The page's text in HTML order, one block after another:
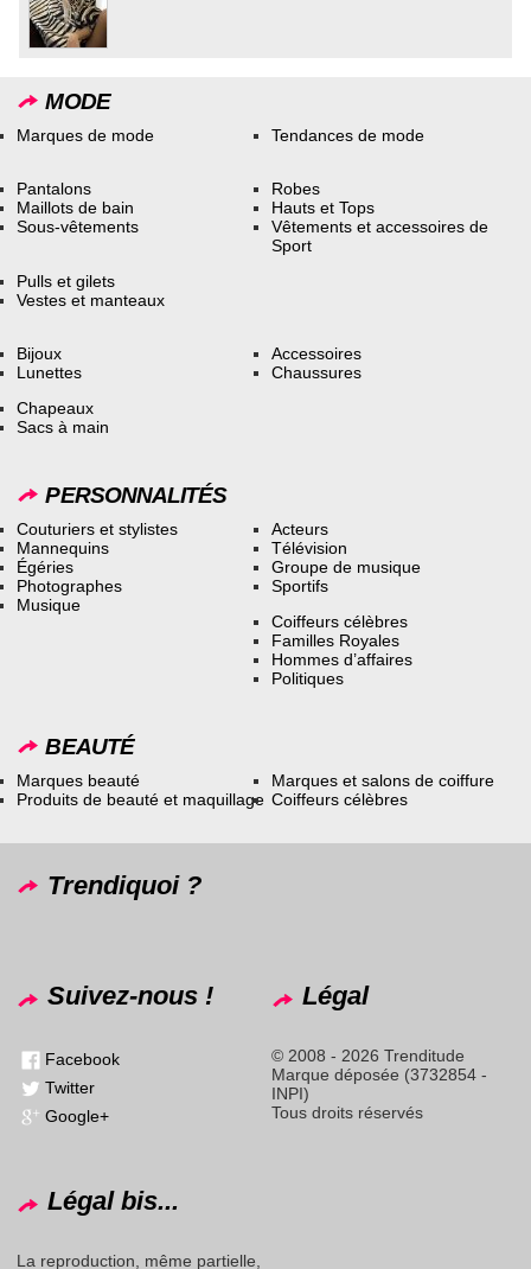
MODE
Marques de mode Tendances de mode
Pantalons
Maillots de bain
Sous-vêtements
Robes
Hauts et Tops
Vêtements et accessoires de
Sport
Pulls et gilets
Vestes et manteaux
Bijoux
Lunettes
Accessoires
Chaussures
Chapeaux
Sacs à main
PERSONNALITÉS
Couturiers et stylistes
Mannequins
Égéries
Photographes
Musique
Acteurs
Télévision
Groupe de musique
Sportifs
Coiffeurs célèbres
Familles Royales
Hommes d’affaires
Politiques
BEAUTÉ
Marques beauté
Produits de beauté et maquillage
Marques et salons de coiffure
Coiffeurs célèbres
Trendiquoi ?
Suivez-nous !
Facebook
Twitter
Google+
Légal
© 2008 - 2026 Trenditude
Marque déposée (3732854 -
INPI)
Tous droits réservés
Légal bis...
La reproduction, même partielle,